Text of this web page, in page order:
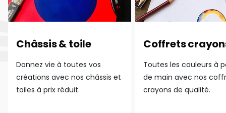
Châssis & toile
Donnez vie à toutes vos
créations avec nos châssis et
toiles à prix réduit.
Coffrets
Toutes les couleurs à
de main avec nos
crayons de qualité.